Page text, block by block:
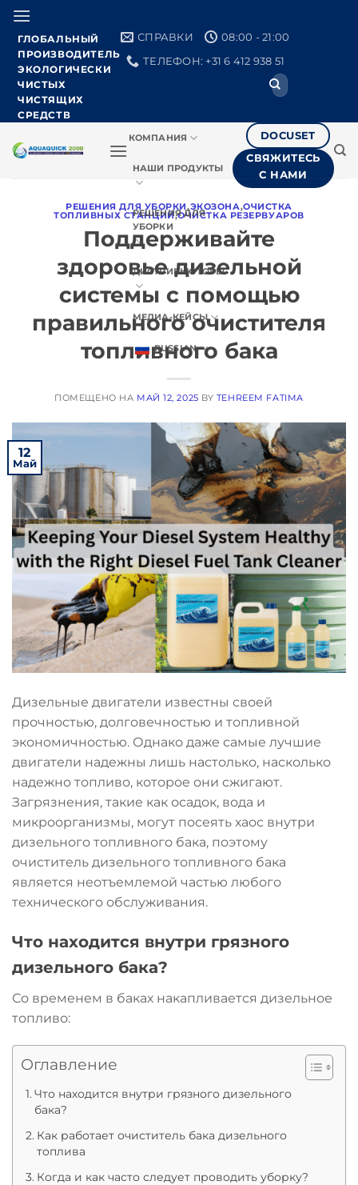
Skip
content
ГЛОБАЛЬНЫЙ
ПРОИЗВОДИТЕЛЬ
ЭКОЛОГИЧЕСКИ
ЧИСТЫХ
ЧИСТЯЩИХ
СРЕДСТВ
СПРАВКИ
08:00 - 21:00
ТЕЛЕФОН: +31 6 412 938 51
Поиск:
КОМПАНИЯ
НАШИ ПРОДУКТЫ
РЕШЕНИЯ ДЛЯ
УБОРКИ
ДИСТРИБЬЮТОРЫ
МЕДИА-КЕЙСЫ
RUSSIAN
DOCUSET
СВЯЖИТЕСЬ
С НАМИ
РЕШЕНИЯ ДЛЯ УБОРКИ,ЭКОЗОНА,ОЧИСТКА
ТОПЛИВНЫХ СТАНЦИЙ,ОЧИСТКА РЕЗЕРВУАРОВ
Поддерживайте
здоровье дизельной
системы с помощью
правильного очистителя
топливного бака
ПОМЕЩЕНО НА МАЙ 12, 2025 BY TEHREEM FATIMA
12
Май
Дизельные двигатели известны своей
прочностью, долговечностью и топливной
экономичностью. Однако даже самые лучшие
двигатели надежны лишь настолько, насколько
надежно топливо, которое они сжигают.
Загрязнения, такие как осадок, вода и
микроорганизмы, могут посеять хаос внутри
дизельного топливного бака, поэтому
очиститель дизельного топливного бака
является неотъемлемой частью любого
технического обслуживания.
Что находится внутри грязного
дизельного бака?
Со временем в баках накапливается дизельное
топливо:
Оглавление
Что находится внутри грязного дизельного
бака?
Как работает очиститель бака дизельного
топлива
Когда и как часто следует проводить уборку?